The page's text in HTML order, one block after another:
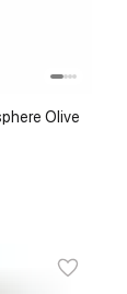
Olive